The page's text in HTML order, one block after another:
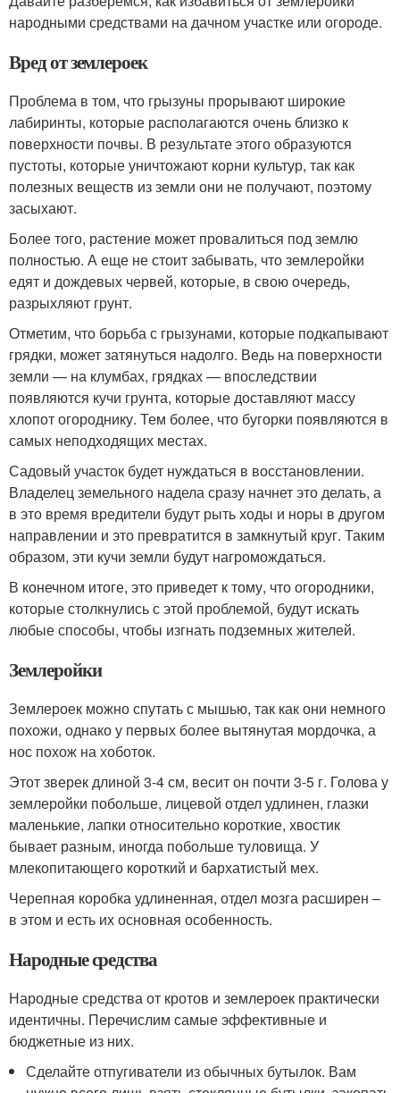
народными средствами на дачном участке или огороде.
Вред от землероек
Проблема в том, что грызуны прорывают широкие
лабиринты, которые располагаются очень близко к
поверхности почвы. В результате этого образуются
пустоты, которые уничтожают корни культур, так как
полезных веществ из земли они не получают, поэтому
засыхают.
Более того, растение может провалиться под землю
полностью. А еще не стоит забывать, что землеройки
едят и дождевых червей, которые, в свою очередь,
разрыхляют грунт.
Отметим, что борьба с грызунами, которые подкапывают
грядки, может затянуться надолго. Ведь на поверхности
земли — на клумбах, грядках — впоследствии
появляются кучи грунта, которые доставляют массу
хлопот огороднику. Тем более, что бугорки появляются в
самых неподходящих местах.
Садовый участок будет нуждаться в восстановлении.
Владелец земельного надела сразу начнет это делать, а
в это время вредители будут рыть ходы и норы в другом
направлении и это превратится в замкнутый круг. Таким
образом, эти кучи земли будут нагромождаться.
В конечном итоге, это приведет к тому, что огородники,
которые столкнулись с этой проблемой, будут искать
любые способы, чтобы изгнать подземных жителей.
Землеройки
Землероек можно спутать с мышью, так как они немного
похожи, однако у первых более вытянутая мордочка, а
нос похож на хоботок.
Этот зверек длиной 3-4 см, весит он почти 3-5 г. Голова у
землеройки побольше, лицевой отдел удлинен, глазки
маленькие, лапки относительно короткие, хвостик
бывает разным, иногда побольше туловища. У
млекопитающего короткий и бархатистый мех.
Черепная коробка удлиненная, отдел мозга расширен –
в этом и есть их основная особенность.
Народные средства
Народные средства от кротов и землероек практически
идентичны. Перечислим самые эффективные и
бюджетные из них.
Сделайте отпугиватели из обычных бутылок. Вам